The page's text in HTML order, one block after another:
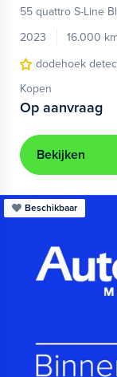
55 quattro S-Line
2023
16.000
dodehoek
Kopen
Op aanvraag
Bekijken
Beschikbaar